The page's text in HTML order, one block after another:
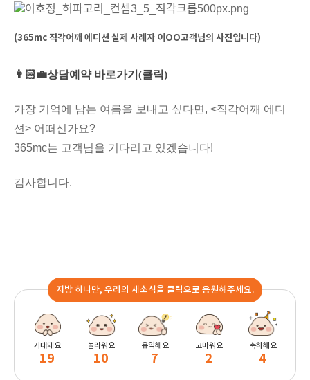
(365mc 직각어깨 에디션 실제 사례자 이OO고객님의 사진입니다)
👩🏻‍💼상담예약 바로가기(클릭)
가장 기억에 남는 여름을 보내고 싶다면, <직각어깨 에디
션> 어떠신가요?
365mc는 고객님을 기다리고 있겠습니다!
감사합니다.
지방 하나만, 우리의 새소식을 클릭으로 응원해주세요.
기대돼요
19
놀라워요
10
유익해요
7
고마워요
2
축하해요
4